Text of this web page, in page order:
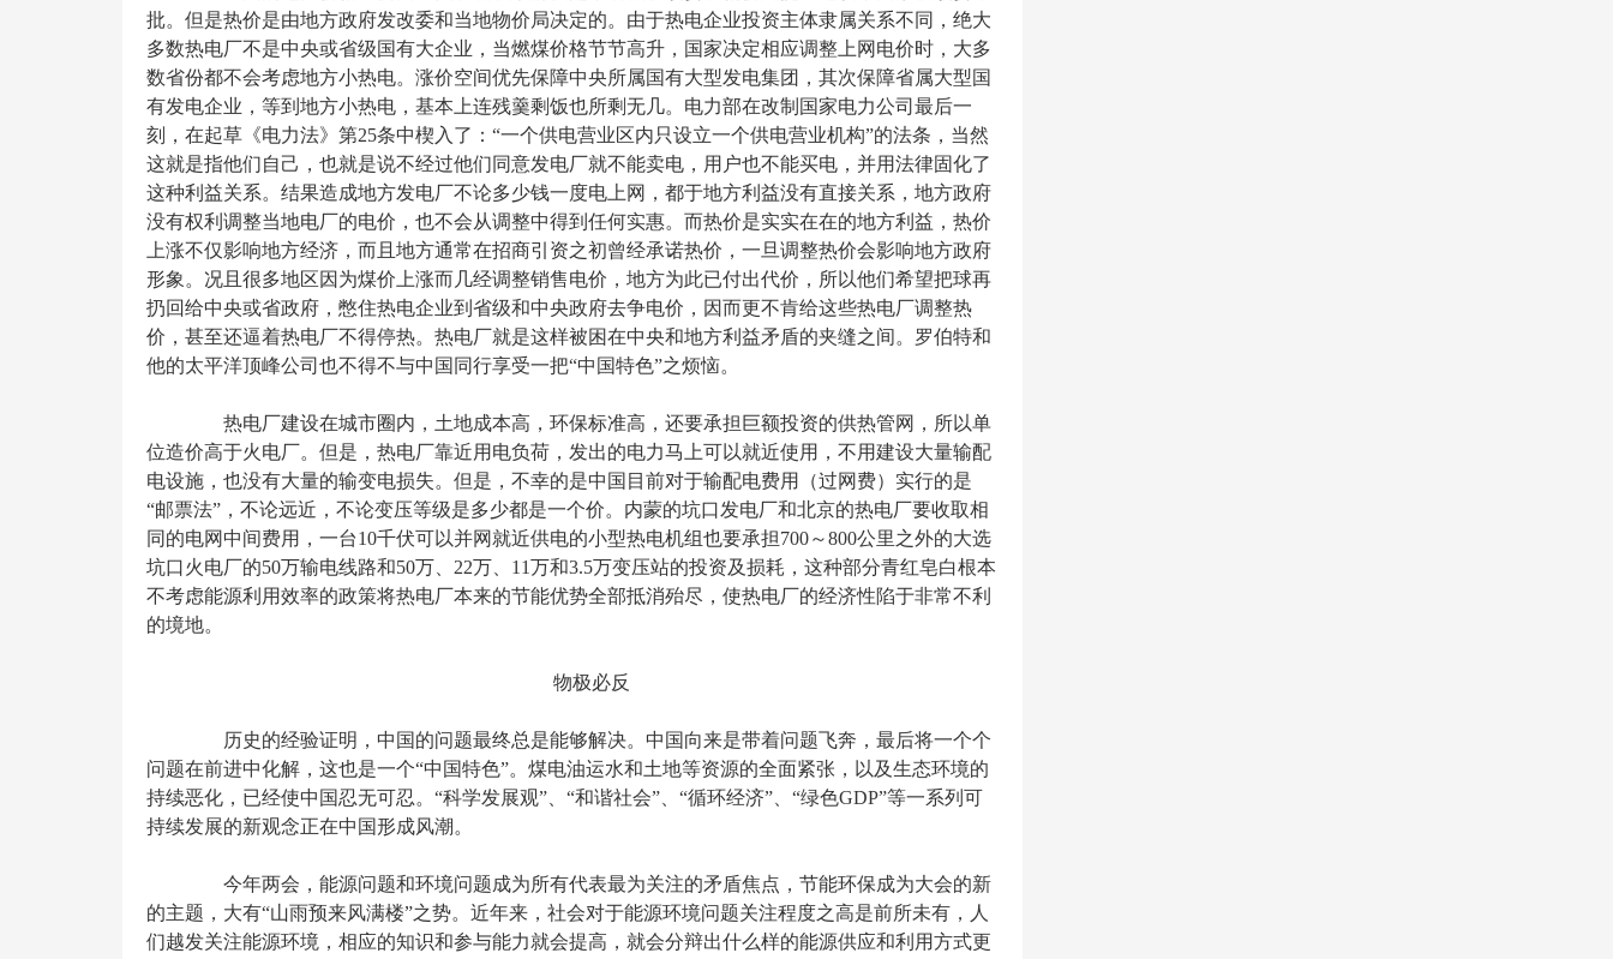
批。但是热价是由地方政府发改委和当地物价局决定的。由于热电企业投资主体隶属关系不同，绝大
多数热电厂不是中央或省级国有大企业，当燃煤价格节节高升，国家决定相应调整上网电价时，大多
数省份都不会考虑地方小热电。涨价空间优先保障中央所属国有大型发电集团，其次保障省属大型国
有发电企业，等到地方小热电，基本上连残羹剩饭也所剩无几。电力部在改制国家电力公司最后一
刻，在起草《电力法》第25条中楔入了：“一个供电营业区内只设立一个供电营业机构”的法条，当然
这就是指他们自己，也就是说不经过他们同意发电厂就不能卖电，用户也不能买电，并用法律固化了
这种利益关系。结果造成地方发电厂不论多少钱一度电上网，都于地方利益没有直接关系，地方政府
没有权利调整当地电厂的电价，也不会从调整中得到任何实惠。而热价是实实在在的地方利益，热价
上涨不仅影响地方经济，而且地方通常在招商引资之初曾经承诺热价，一旦调整热价会影响地方政府
形象。况且很多地区因为煤价上涨而几经调整销售电价，地方为此已付出代价，所以他们希望把球再
扔回给中央或省政府，憋住热电企业到省级和中央政府去争电价，因而更不肯给这些热电厂调整热
价，甚至还逼着热电厂不得停热。热电厂就是这样被困在中央和地方利益矛盾的夹缝之间。罗伯特和
他的太平洋顶峰公司也不得不与中国同行享受一把“中国特色”之烦恼。
热电厂建设在城市圈内，土地成本高，环保标准高，还要承担巨额投资的供热管网，所以单
位造价高于火电厂。但是，热电厂靠近用电负荷，发出的电力马上可以就近使用，不用建设大量输配
电设施，也没有大量的输变电损失。但是，不幸的是中国目前对于输配电费用（过网费）实行的是
“邮票法”，不论远近，不论变压等级是多少都是一个价。内蒙的坑口发电厂和北京的热电厂要收取相
同的电网中间费用，一台10千伏可以并网就近供电的小型热电机组也要承担700～800公里之外的大选
坑口火电厂的50万输电线路和50万、22万、11万和3.5万变压站的投资及损耗，这种部分青红皂白根本
不考虑能源利用效率的政策将热电厂本来的节能优势全部抵消殆尽，使热电厂的经济性陷于非常不利
的境地。
物极必反
历史的经验证明，中国的问题最终总是能够解决。中国向来是带着问题飞奔，最后将一个个
问题在前进中化解，这也是一个“中国特色”。煤电油运水和土地等资源的全面紧张，以及生态环境的
持续恶化，已经使中国忍无可忍。“科学发展观”、“和谐社会”、“循环经济”、“绿色GDP”等一系列可
持续发展的新观念正在中国形成风潮。
今年两会，能源问题和环境问题成为所有代表最为关注的矛盾焦点，节能环保成为大会的新
的主题，大有“山雨预来风满楼”之势。近年来，社会对于能源环境问题关注程度之高是前所未有，人
们越发关注能源环境，相应的知识和参与能力就会提高，就会分辩出什么样的能源供应和利用方式更